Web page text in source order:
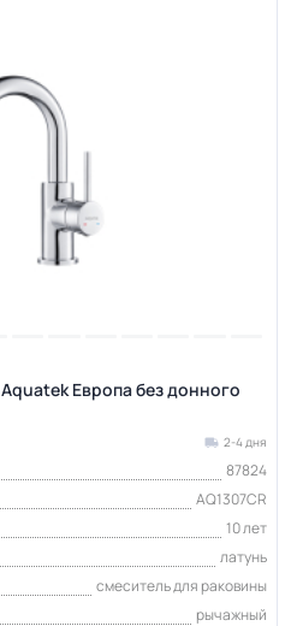
Европа без донного
2-4 дня
87824
AQ1307CR
10 лет
латунь
смеситель для раковины
рычажный